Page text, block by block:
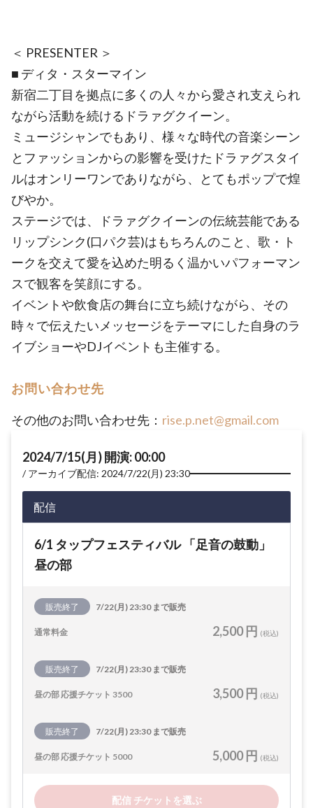
＜ PRESENTER ＞
■ ディタ・スターマイン
新宿二丁目を拠点に多くの人々から愛され支えられ
ながら活動を続けるドラァグクイーン。
ミュージシャンでもあり、様々な時代の音楽シーン
とファッションからの影響を受けたドラァグスタイ
ルはオンリーワンでありながら、とてもポップで煌
びやか。
ステージでは、ドラァグクイーンの伝統芸能である
リップシンク(口パク芸)はもちろんのこと、歌・ト
ークを交えて愛を込めた明るく温かいパフォーマン
スで観客を笑顔にする。
イベントや飲食店の舞台に立ち続けながら、その
時々で伝えたいメッセージをテーマにした自身のラ
イブショーやDJイベントも主催する。
お問い合わせ先
その他のお問い合わせ先： rise.p.net@gmail.com
2024/7/15(月) 開演: 00:00
アーカイブ配信: 2024/7/22(月) 23:30
配信
6/1 タップフェスティバル 「足音の鼓動」
昼の部
販売終了 7/22(月) 23:30 まで販売
通常料金 2,500 円 (税込)
販売終了 7/22(月) 23:30 まで販売
昼の部 応援チケット 3500 3,500 円 (税込)
販売終了 7/22(月) 23:30 まで販売
昼の部 応援チケット 5000 5,000 円 (税込)
配信 チケットを選ぶ